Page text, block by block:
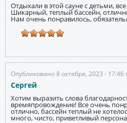
Отдыхали в этой сауне с детьми,
Шикарный, теплый бассейн,
Нам очень понравилось,
Опубликовано 8 октября, 2023 - 17:46
Сергей
Хотим выразить слова
времяпровождение! Все очень
отлично, бассейн теплый не
много, чисто, приветливый